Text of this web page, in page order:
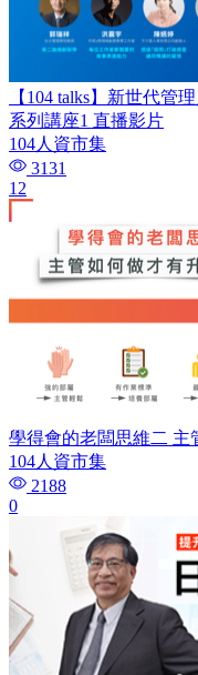
【104 talks】新世代管
系列講座1 直播影片
104人資市集
3131
12
學得會的老闆思維二 主
104人資市集
2188
0